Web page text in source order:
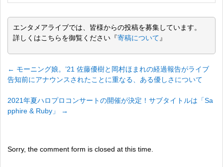
エンタメアライブでは、皆様からの投稿を募集しています。
詳しくはこちらを御覧ください『寄稿について 』
← モーニング娘。’21 佐藤優樹と岡村ほまれの経過報告がライブ
告知前にアナウンスされたことに重なる、ある優しさについて
2021年夏ハロプロコンサートの開催が決定！サブタイトルは「Sa
pphire & Ruby」
→
Sorry, the comment form is closed at this time.